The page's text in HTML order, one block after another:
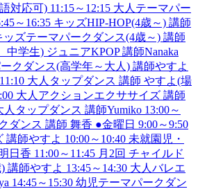
対応可) 11:15～12:15 大人テーマパー
～16:35 キッズHIP-HOP(4歳～) 講師
ッズテーマパークダンス(4歳～) 講師
中学生) ジュニアKPOP 講師Nanaka
クダンス(高学年～大人) 講師やすよ
大人タップダンス 講師 やすよ(場
大人アクションエクササイズ 講師
人タップダンス 講師Yumiko 13:00～
ダンス 講師 舞香 ●金曜日 9:00～9:50
師やすよ 10:00～10:40 未就園児・
日香 11:00～11:45 月2回 チャイルド
講師やすよ 13:45～14:30 大人バレエ
14:45～15:30 幼児テーマパークダン